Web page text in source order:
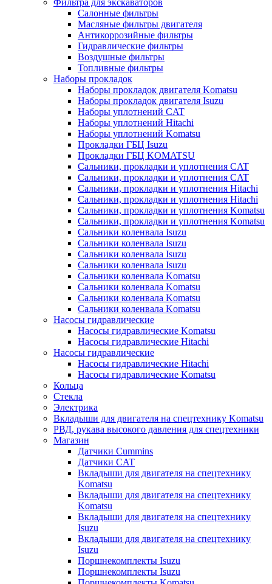
Фильтра для экскаваторов
Салонные фильтры
Масляные фильтры двигателя
Антикоррозийные фильтры
Гидравлические фильтры
Воздушные фильтры
Топливные фильтры
Наборы прокладок
Наборы прокладок двигателя Komatsu
Наборы прокладок двигателя Isuzu
Наборы уплотнений CAT
Наборы уплотнений Hitachi
Наборы уплотнений Komatsu
Прокладки ГБЦ Isuzu
Прокладки ГБЦ KOMATSU
Сальники, прокладки и уплотнения CAT
Сальники, прокладки и уплотнения CAT
Сальники, прокладки и уплотнения Hitachi
Сальники, прокладки и уплотнения Hitachi
Сальники, прокладки и уплотнения Komatsu
Сальники, прокладки и уплотнения Komatsu
Сальники коленвала Isuzu
Сальники коленвала Isuzu
Сальники коленвала Isuzu
Сальники коленвала Isuzu
Сальники коленвала Komatsu
Сальники коленвала Komatsu
Сальники коленвала Komatsu
Сальники коленвала Komatsu
Насосы гидравлические
Насосы гидравлические Komatsu
Насосы гидравлические Hitachi
Насосы гидравлические
Насосы гидравлические Hitachi
Насосы гидравлические Komatsu
Кольца
Стекла
Электрика
Вкладыши для двигателя на спецтехнику Komatsu
РВД, рукава высокого давления для спецтехники
Магазин
Датчики Cummins
Датчики CAT
Вкладыши для двигателя на спецтехнику
Komatsu
Вкладыши для двигателя на спецтехнику
Komatsu
Вкладыши для двигателя на спецтехнику
Isuzu
Вкладыши для двигателя на спецтехнику
Isuzu
Поршнекомплекты Isuzu
Поршнекомплекты Isuzu